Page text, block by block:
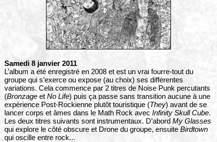
Samedi 8 janvier 2011
L’album a été enregistré en 2008 et est un vrai fourre-tout du
groupe qui s’exerce ou expose (au choix) ses différentes
variations. Cela commence par 2 titres de Noise Punk percutants
(Bronzageet No Life) puis ça passe sans transition aucune à une
expérience Post-Rockienne plutôt touristique (They) avant de se
lancer corps et âmes dans le Math Rock avec Infinity Skull Cube.
Les deux titres suivants sont instrumentaux. D’abord My Glasses
qui explore le côté obscure et Drone du groupe, ensuite Birdtown
qui oscille entre rock...